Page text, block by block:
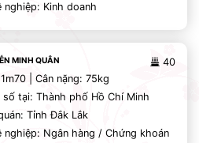
nghiệp: Kinh doanh
40
MINH QUÂN
| Cân nặng: 75kg
số tại: Thành phố Hồ Chí Minh
Tỉnh Đắk Lắk
nghiệp: Ngân hàng / Chứng khoán